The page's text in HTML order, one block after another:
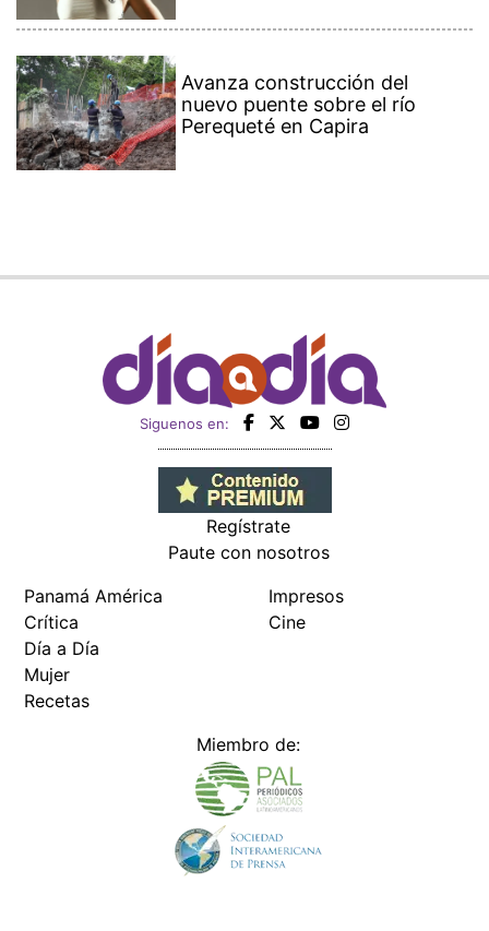
Avanza construcción del
nuevo puente sobre el río
Perequeté en Capira
Siguenos en:
Regístrate
Paute con nosotros
Panamá América
Crítica
Día a Día
Mujer
Recetas
Impresos
Cine
Miembro de: